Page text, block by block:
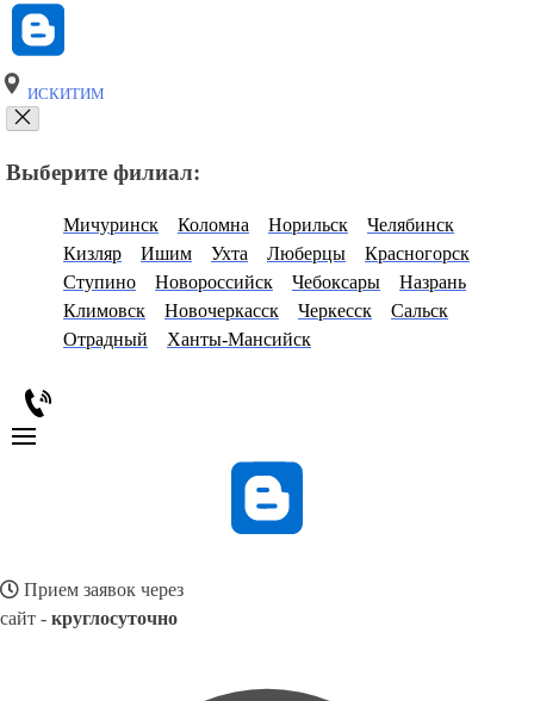
ИСКИТИМ
Выберите филиал:
Мичуринск Коломна Норильск
Челябинск
Кизляр
Ишим Ухта Люберцы
Красногорск
Ступино
Новороссийск Чебоксары
Назрань
Климовск
Новочеркасск Черкесск
Сальск
Отрадный
Ханты-Мансийск
Прием заявок через
сайт - круглосуточно